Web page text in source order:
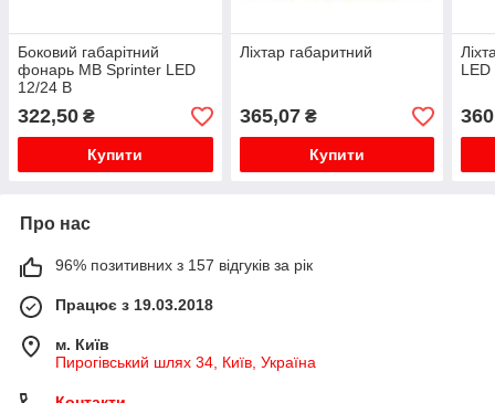
Боковий габарітний
фонарь MB Sprinter LED
12/24 В
322,50 ₴
Купити
Ліхтар габаритний
365,07₴
Купити
LED
Про нас
96% позитивних з 157 відгуків за рік
Працює з 19.03.2018
м. Київ
Пирогівський шлях 34, Київ, Україна